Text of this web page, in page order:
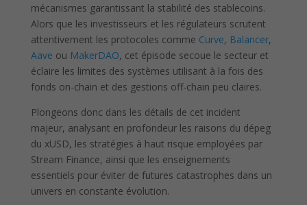
mécanismes garantissant la stabilité des stablecoins.
Alors que les investisseurs et les régulateurs scrutent
attentivement les protocoles comme Curve, Balancer,
Aave ou MakerDAO, cet épisode secoue le secteur et
éclaire les limites des systèmes utilisant à la fois des
fonds on-chain et des gestions off-chain peu claires.
Plongeons donc dans les détails de cet incident
majeur, analysant en profondeur les raisons du dépeg
du xUSD, les stratégies à haut risque employées par
Stream Finance, ainsi que les enseignements
essentiels pour éviter de futures catastrophes dans un
univers en constante évolution.